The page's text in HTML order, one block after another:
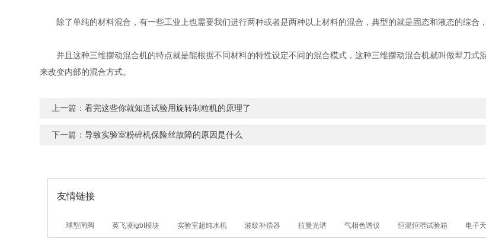
除了单纯的材料混合，有一些工业上也需要我们进行两种或者是两种以上材料的混合，典型的就是固态和液态的综合
并且这种三维摆动混合机的特点就是能根据不同材料的特性设定不同的混合模式，这种三维摆动混合机就叫做犁刀式
来改变内部的混合方式。
上一篇：看完这些你就知道试验用旋转制粒机的原理了
下一篇：导致实验室粉碎机保险丝故障的原因是什么
友情链接
球型闸阀 英飞凌igbt模块 实验室超纯水机 波纹补偿器 拉曼光谱 气相色谱仪 恒温恒湿试验箱 电子